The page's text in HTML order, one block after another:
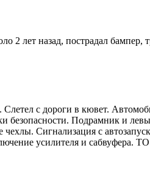
2 лет назад, пострадал
с дороги в кювет.
безопасности. Подрамник и
Сигнализация с
усилителя и сабвуфера.